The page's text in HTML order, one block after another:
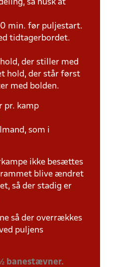
så husk at
min. før puljestart.
tidtagerbordet.
der stiller med
hold, der står først
med bolden.
pr. kamp
som i
ikke besættes
blive ændret
så der stadig er
så der overrækkes
puljens
banestævner.